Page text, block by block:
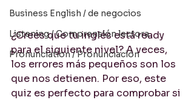
Business English / de negocios
Listening / Comprensión lectora
Pronunciation / Pronunciación
¿Crees que tu inglés está ready
para el siguiente nivel? A veces,
los errores más pequeños son los
que nos detienen. Por eso, este
quiz es perfecto para comprobar si